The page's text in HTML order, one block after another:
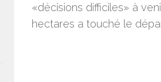
«décisions difficiles» à
hectares a touché le